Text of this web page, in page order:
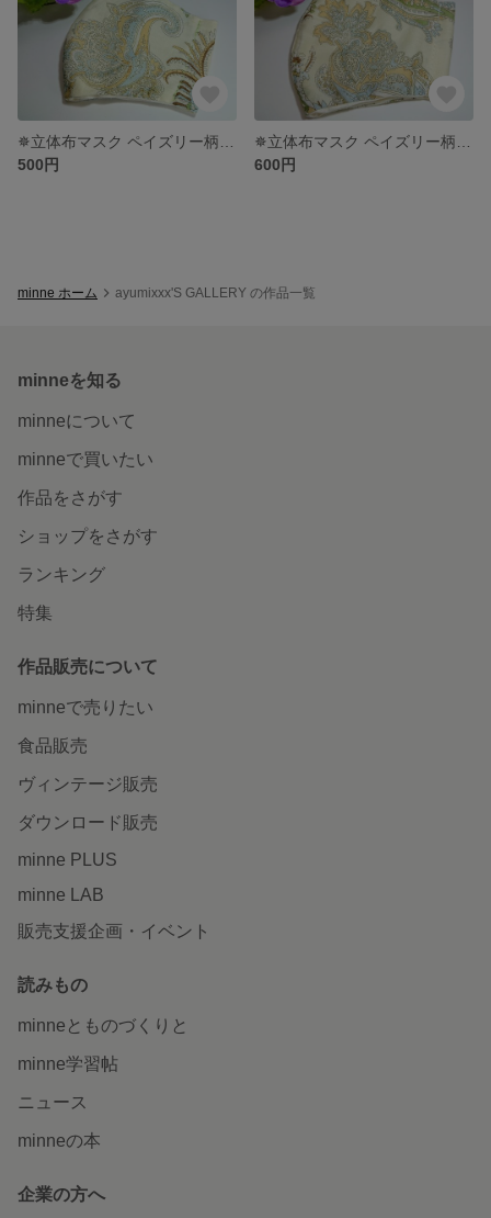
500円
600円
minne ホーム ayumixxx'S GALLERY の作品一覧
minneを知る
minneについて
minneで買いたい
作品をさがす
ショップをさがす
ランキング
特集
作品販売について
minneで売りたい
食品販売
ヴィンテージ販売
ダウンロード販売
minne PLUS
minne LAB
販売支援企画・イベント
読みもの
minneとものづくりと
minne学習帖
ニュース
minneの本
企業の方へ